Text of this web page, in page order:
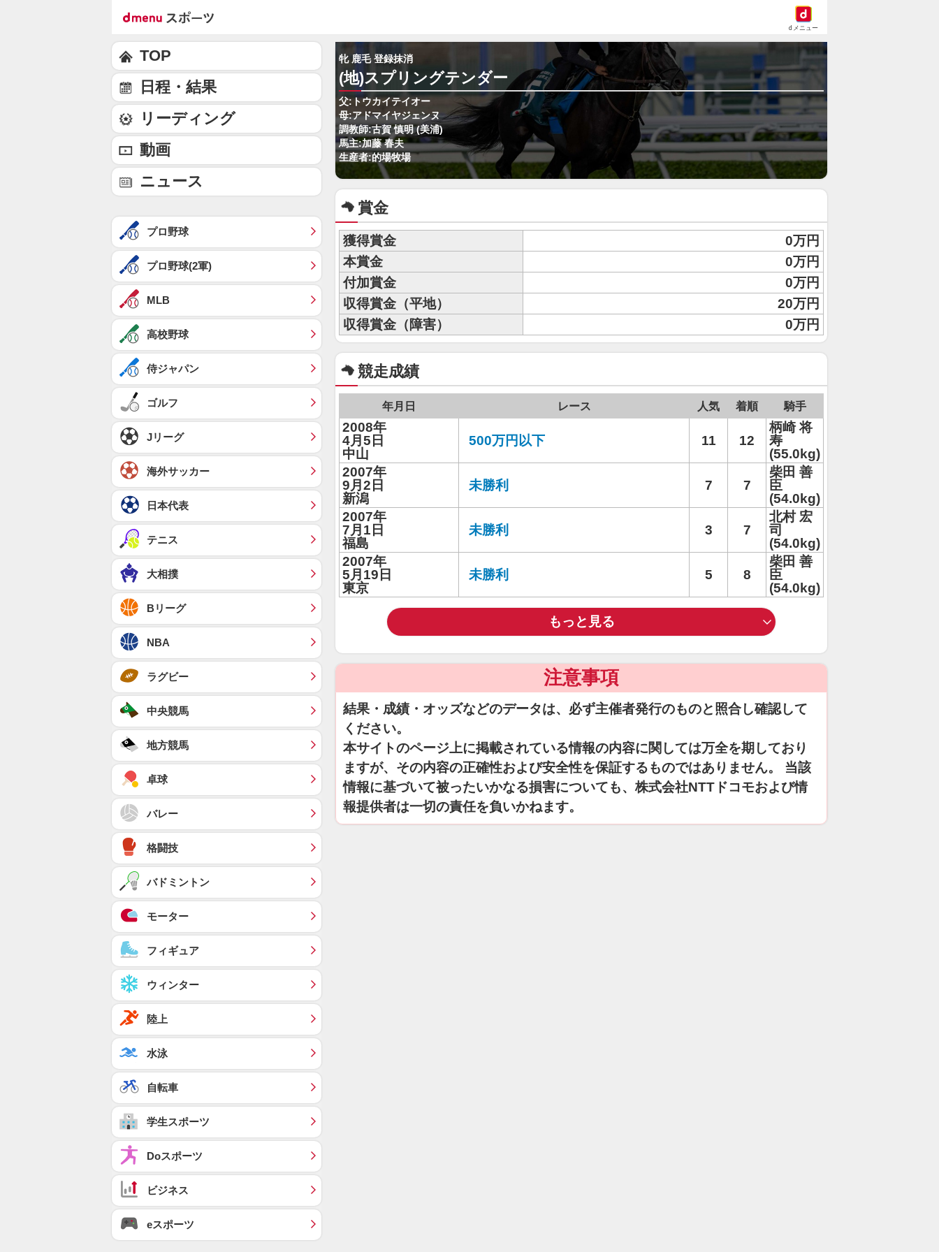
dメニュー
牝 鹿毛 登録抹消
(地)スプリングテンダー
父:トウカイテイオー
母:アドマイヤジェンヌ
調教師:古賀 慎明 (美浦)
馬主:加藤 春夫
生産者:的場牧場
賞金
獲得賞金
0万円
本賞金
0万円
付加賞金
0万円
収得賞金（平地）
20万円
収得賞金（障害）
0万円
競走成績
年月日 レース 人気 着順 騎手
2008年
4月5日
中山
500万円以下 11 12
柄崎 将
寿
(55.0kg)
2007年
9月2日
新潟
未勝利 7 7
柴田 善
臣
(54.0kg)
2007年
7月1日
福島
未勝利 3 7
北村 宏
司
(54.0kg)
2007年
5月19日
東京
未勝利 5 8
柴田 善
臣
(54.0kg)
もっと見る
注意事項
結果・成績・オッズなどのデータは、必ず主催者発行のものと照合し確認して
ください。
本サイトのページ上に掲載されている情報の内容に関しては万全を期しており
ますが、その内容の正確性および安全性を保証するものではありません。 当該
情報に基づいて被ったいかなる損害についても、株式会社NTTドコモおよび情
報提供者は一切の責任を負いかねます。
TOP
日程・結果
リーディング
動画
ニュース
プロ野球
プロ野球(2軍)
MLB
高校野球
侍ジャパン
ゴルフ
Jリーグ
海外サッカー
日本代表
テニス
大相撲
Bリーグ
NBA
ラグビー
中央競馬
地方競馬
卓球
バレー
格闘技
バドミントン
モーター
フィギュア
ウィンター
陸上
水泳
自転車
学生スポーツ
Doスポーツ
ビジネス
eスポーツ